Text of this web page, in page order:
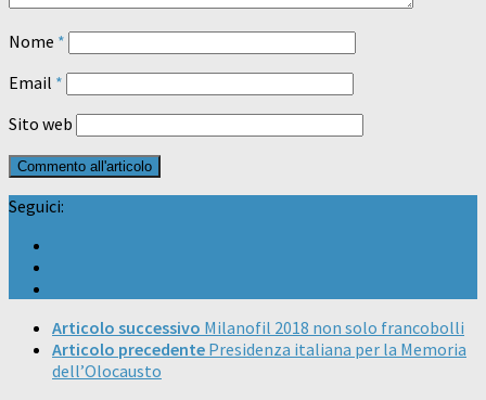
Nome *
Email *
Sito web
Seguici:
Articolo successivo Milanofil 2018 non solo francobolli
Articolo precedente Presidenza italiana per la Memoria
dell’Olocausto